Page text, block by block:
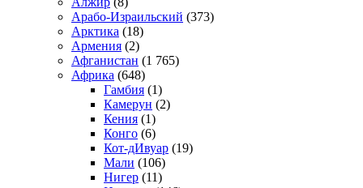
Арабо-Израильский (373)
Арктика (18)
Армения (2)
Афганистан (1 765)
Африка (648)
Гамбия (1)
Камерун (2)
Кения (1)
Конго (6)
Кот-дИвуар (19)
Мали (106)
Нигер (11)